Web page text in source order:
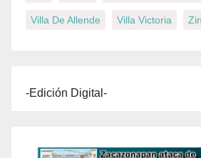
Villa De Allende Villa Victoria
-Edición Digital-